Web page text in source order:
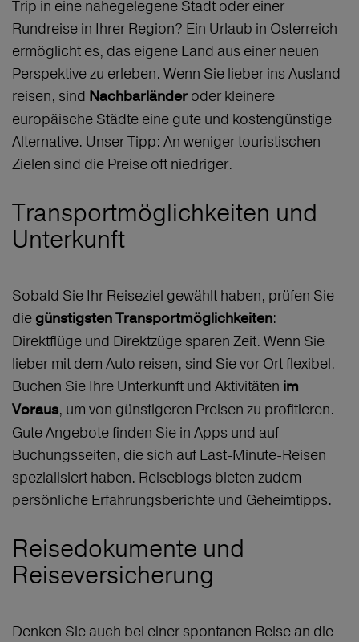
Trip in eine nahegelegene Stadt oder einer
Rundreise in Ihrer Region? Ein Urlaub in Österreich
ermöglicht es, das eigene Land aus einer neuen
Perspektive zu erleben. Wenn Sie lieber ins Ausland
reisen, sind Nachbarländer oder kleinere
europäische Städte eine gute und kostengünstige
Alternative. Unser Tipp: An weniger touristischen
Zielen sind die Preise oft niedriger.
Transportmöglichkeiten und
Unterkunft
Sobald Sie Ihr Reiseziel gewählt haben, prüfen Sie
die günstigsten Transportmöglichkeiten:
Direktflüge und Direktzüge sparen Zeit. Wenn Sie
lieber mit dem Auto reisen, sind Sie vor Ort flexibel.
Buchen Sie Ihre Unterkunft und Aktivitäten im
Voraus, um von günstigeren Preisen zu profitieren.
Gute Angebote finden Sie in Apps und auf
Buchungsseiten, die sich auf Last-Minute-Reisen
spezialisiert haben. Reiseblogs bieten zudem
persönliche Erfahrungsberichte und Geheimtipps.
Reisedokumente und
Reiseversicherung
Denken Sie auch bei einer spontanen Reise an die